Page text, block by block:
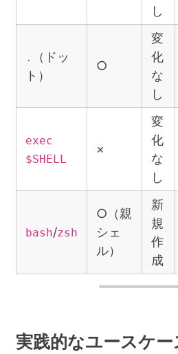
し
.
（ドッ
ト）
○
変
化
な
し
exec
$SHELL
×
変
化
な
し
bash/zsh
○（親
シェ
ル）
新
規
作
成
実践的なユースケ